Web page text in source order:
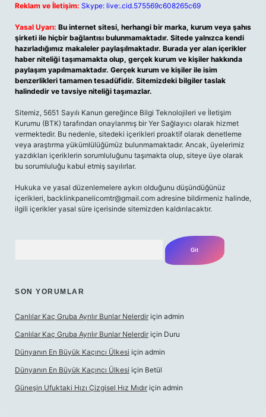
Reklam ve İletişim: Skype: live:.cid.575569c608265c69
Yasal Uyarı: Bu internet sitesi, herhangi bir marka, kurum veya şahıs
şirketi ile hiçbir bağlantısı bulunmamaktadır. Sitede yalnızca kendi
hazırladığımız makaleler paylaşılmaktadır. Burada yer alan içerikler
haber niteliği taşımamakta olup, gerçek kurum ve kişiler hakkında
paylaşım yapılmamaktadır. Gerçek kurum ve kişiler ile isim
benzerlikleri tamamen tesadüfidir. Sitemizdeki bilgiler taslak
halindedir ve tavsiye niteliği taşımazlar.
Sitemiz, 5651 Sayılı Kanun gereğince Bilgi Teknolojileri ve İletişim
Kurumu (BTK) tarafından onaylanmış bir Yer Sağlayıcı olarak hizmet
vermektedir. Bu nedenle, sitedeki içerikleri proaktif olarak denetleme
veya araştırma yükümlülüğümüz bulunmamaktadır. Ancak, üyelerimiz
yazdıkları içeriklerin sorumluluğunu taşımakta olup, siteye üye olarak
bu sorumluluğu kabul etmiş sayılırlar.
Hukuka ve yasal düzenlemelere aykırı olduğunu düşündüğünüz
içerikleri, backlinkpanelicomtr@gmail.com adresine bildirmeniz halinde,
ilgili içerikler yasal süre içerisinde sitemizden kaldırılacaktır.
SON YORUMLAR
Canlılar Kaç Gruba Ayrılır Bunlar Nelerdir için admin
Canlılar Kaç Gruba Ayrılır Bunlar Nelerdir için Duru
Dünyanın En Büyük Kaçıncı Ülkesi için admin
Dünyanın En Büyük Kaçıncı Ülkesi için Betül
Güneşin Ufuktaki Hızı Çizgisel Hız Mıdır için admin